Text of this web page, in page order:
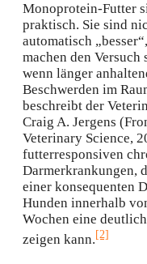
Monoprotein-Futter
praktisch. Sie sind
automatisch
machen den Versuch
wenn länger
Beschwerden im
beschreibt der
Craig A. Jergens
Veterinary Science,
futterresponsiven
Darmerkrankungen,
einer konsequenten
Hunden innerhalb
Wochen eine
zeigen kann.[2]